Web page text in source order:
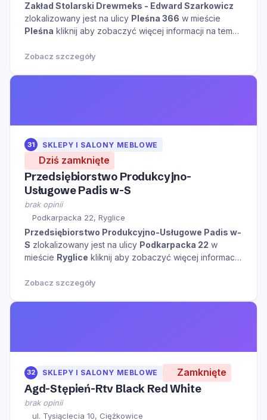
Zakład Stolarski Drewmeks - Edward Szarkowicz
zlokalizowany jest na ulicy Pleśna 366 w mieście
Pleśna kliknij aby zobaczyć więcej informacji na temat
Zobacz szczegóły
31 SKLEPY I SALONY MEBLOWE
Dziś zamknięte
Przedsiębiorstwo Produkcyjno-
Usługowe Padis w-S
brak opinii
Podkarpacka 22, Ryglice
Przedsiębiorstwo Produkcyjno-Usługowe Padis w-
S zlokalizowany jest na ulicy Podkarpacka 22 w
mieście Ryglice kliknij aby zobaczyć więcej informacji
Zobacz szczegóły
32 SKLEPY I SALONY MEBLOWE Zamknięte
Agd-Stępień-Rtv Black Red White
brak opinii
ul. Tysiąclecia 10, Ciężkowice